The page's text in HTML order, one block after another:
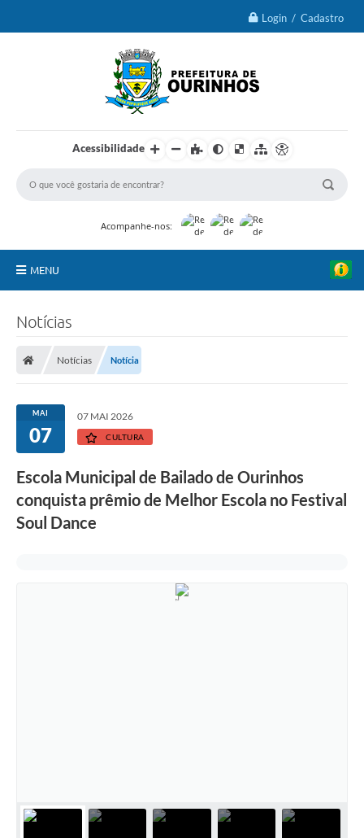
Login / Cadastro
Acessibilidade
Acompanhe-nos:
MENU
Portal da Transparência
Turismo
Secretarias
Ouvidoria
Notícias
Notícias Notícia
MAI
07
07 MAI 2026
CULTURA
Escola Municipal de Bailado de Ourinhos
conquista prêmio de Melhor Escola no Festival
Soul Dance